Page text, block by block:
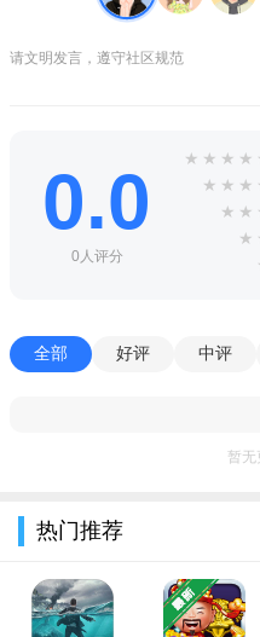
冷热抗性：冰原低温扣血
疲劳值：持续劳作累积，
经验，帐篷休息快速恢复体力
全岛分为热带雨林、冰封
浅滩、沼泽湿地、远古遗迹7
高危区域产出。
请文明发言，遵守社区规范
0.0
0人评分
★ ★ ★ ★
★ ★ ★
★ ★
★
全部 好评 中评
暂无
热门推荐